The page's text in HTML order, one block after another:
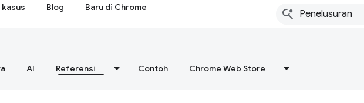
Blog Baru di Chrome
AI Referensi Contoh Chrome Web Store